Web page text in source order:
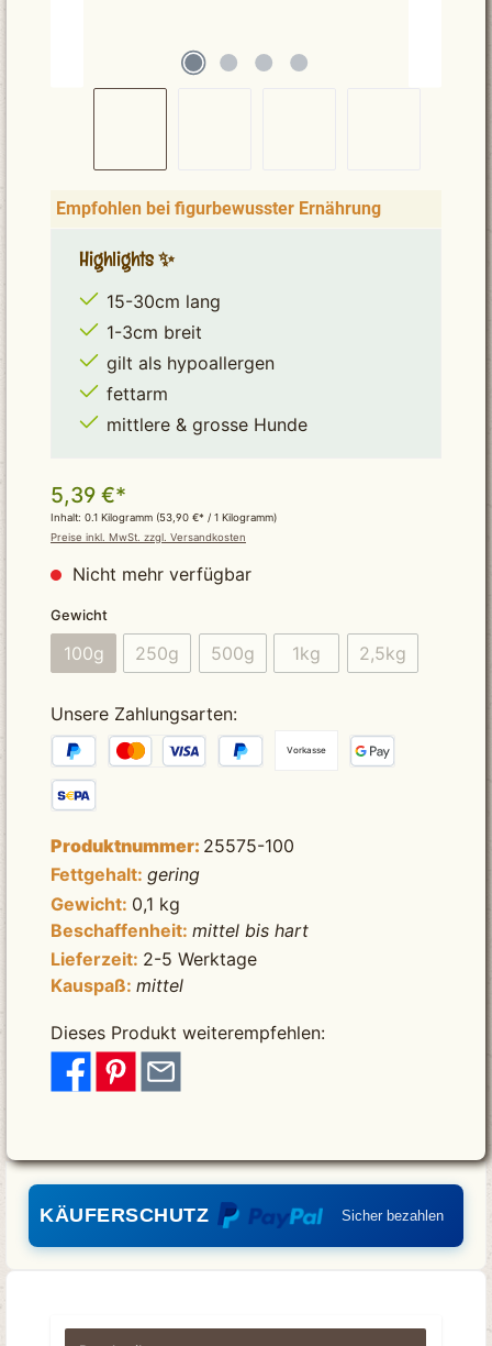
Empfohlen bei figurbewusster Ernährung
Highlights ✨
15-30cm lang
1-3cm breit
gilt als hypoallergen
fettarm
mittlere & grosse Hunde
5,39 €*
Inhalt: 0.1 Kilogramm (53,90 €* / 1 Kilogramm)
Preise inkl. MwSt. zzgl. Versandkosten
Nicht mehr verfügbar
Gewichtauswählen
100g(Diese Option ist zurzeit nicht verfügbar.)
250g(Diese Option ist zurzeit nicht verfügbar.)
500g(Diese Option ist zurzeit nicht
1kg(Diese Option ist zurzeit
2,5kg(Diese Option
Unsere Zahlungsarten:
Vorkasse
Produktnummer: 25575-100
Fettgehalt: gering
Gewicht: 0,1 kg
Beschaffenheit: mittel bis hart
Lieferzeit: 2-5 Werktage
Kauspaß: mittel
Dieses Produkt weiterempfehlen:
KÄUFERSCHUTZ Sicher bezahlen